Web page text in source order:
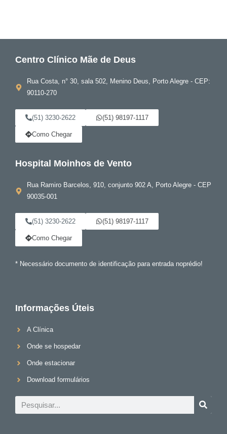
Centro Clínico Mãe de Deus
Rua Costa, n° 30, sala 502, Menino Deus, Porto Alegre - CEP:
90110-270
(51) 3230-2622 (51) 98197-1117
Como Chegar
Hospital Moinhos de Vento
Rua Ramiro Barcelos, 910, conjunto 902 A, Porto Alegre - CEP
90035-001
(51) 3230-2622 (51) 98197-1117
Como Chegar
* Necessário documento de identificação para entrada noprédio!
Informações Úteis
A Clínica
Onde se hospedar
Onde estacionar
Download formulários